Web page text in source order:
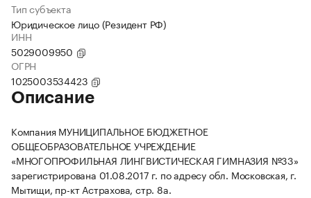
Тип субъекта
Юридическое лицо (Резидент РФ)
ИНН
5029009950
ОГРН
1025003534423
Описание
Компания МУНИЦИПАЛЬНОЕ БЮДЖЕТНОЕ
ОБЩЕОБРАЗОВАТЕЛЬНОЕ УЧРЕЖДЕНИЕ
«МНОГОПРОФИЛЬНАЯ ЛИНГВИСТИЧЕСКАЯ ГИМНАЗИЯ №33»
зарегистрирована 01.08.2017 г. по адресу обл. Московская, г.
Мытищи, пр-кт Астрахова, стр. 8а.